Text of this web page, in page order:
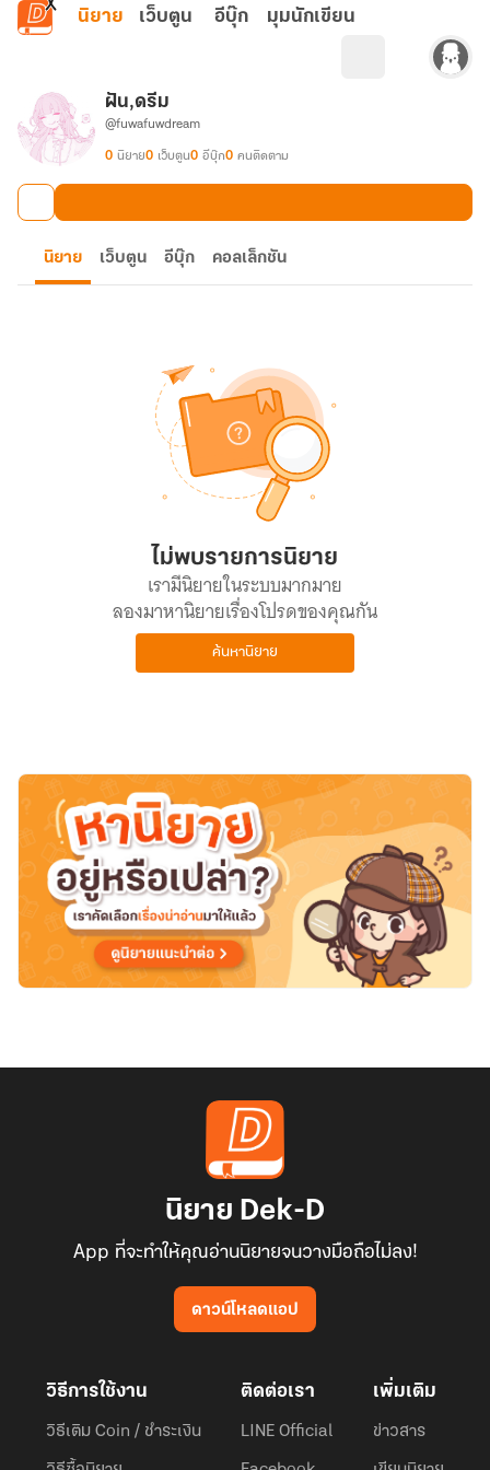
ข้ามไปยังเนื้อหาหลัก
นิยาย เว็บตูน อีบุ๊ก มุมนักเขียน
ฝัน,ดรีม
@fuwafuwdream
0 นิยาย0 เว็บตูน0 อีบุ๊ก0 คนติดตาม
นิยาย เว็บตูน อีบุ๊ก คอลเล็กชัน
ไม่พบรายการนิยาย
เรามีนิยายในระบบมากมาย
ลองมาหานิยายเรื่องโปรดของคุณกัน
ค้นหานิยาย
นิยาย Dek-D
App ที่จะทำให้คุณอ่านนิยายจนวางมือถือไม่ลง!
ดาวน์โหลดแอป
วิธีการใช้งาน
วิธีเติม Coin / ชำระเงิน
ติดต่อเรา
LINE Official
เพิ่มเติม
ข่าวสาร